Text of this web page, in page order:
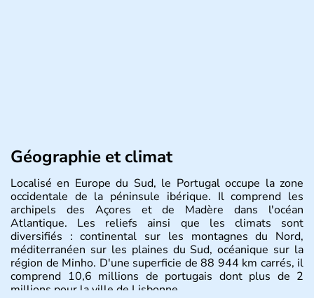
Géographie et climat
Localisé en Europe du Sud, le Portugal occupe la zone
occidentale de la péninsule ibérique. Il comprend les
archipels des Açores et de Madère dans l'océan
Atlantique. Les reliefs ainsi que les climats sont
diversifiés : continental sur les montagnes du Nord,
méditerranéen sur les plaines du Sud, océanique sur la
région de Minho. D'une superficie de 88 944 km carrés, il
comprend 10,6 millions de portugais dont plus de 2
millions pour la ville de Lisbonne.